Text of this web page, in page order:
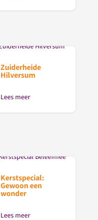
Zuiderheide
Hilversum
Lees meer
Kerstspecial:
Gewoon een
wonder
Lees meer